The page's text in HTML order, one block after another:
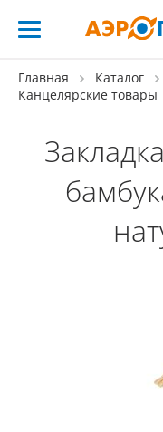
Главная Каталог
Канцелярские товары